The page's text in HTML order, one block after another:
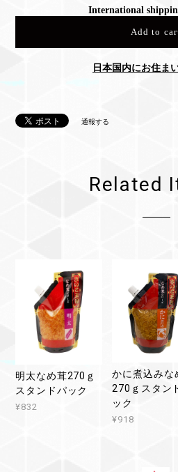
International
Add to
日本国内にお住ま
通報する
Related
明太なめ茸270ｇ
スタンドパック
¥832
かに煮込みな
270ｇスタン
ック
¥918